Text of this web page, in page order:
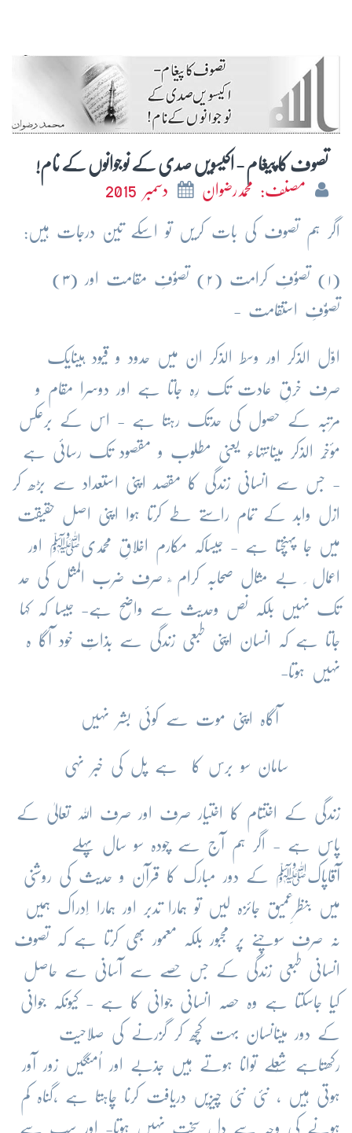
تصوف کا پیغام - اکیسویں صدی کے نوجوانوں کے نام!
مصنف: محمدرضوان دسمبر 2015
اگر ہم تصوف کی بات کریں تو اسکے تین درجات ہیں:
( ۱ ) تصوُّفِ کرامت ( ۲ ) تصوُّفِ مقامت اور (۳ )
تصوُّفِ استقامت -
اوّل الذکر اور وسط الذکر ان میں حدود و قیود ہیںایک
صرف خرقِ عادت تک رِہ جاتا ہے اور دوسرا مقام و
مرتبہ کے حصول کی حدتک رہتا ہے - اس کے برعکس
مؤخّر الذکر میںانتہاء یعنی مطلوب و مقصود تک رسائی ہے
- جس سے انسانی زندگی کا مقصد اپنی استعداد سے بڑھ کر
ازل وابد کے تمام راستے طے کرتا ہوا اپنی اصل حقیقت
میں جا پہنچتا ہے - جیساکہ مکارم اخلاقِ محمدیﷺ اور
اعمال بے مثال صحابہ کرام صرف ضرب المثل کی حد
تک نہیں بلکہ نص وحدیث سے واضح ہے- جیسا کہ کہا
جاتا ہے کہ انسان اپنی طبعی زندگی سے بذاتِ خود آگا ہ
نہیں ہوتا-
آگاہ اپنی موت سے کوئی بشر نہیں
سامان سو برس کا ہے پل کی خبر نہی
زندگی کے اختتام کا اختیار صرف اور صرف اللہ تعالیٰ کے
پاس ہے - اگر ہم آج سے چودہ سو سال پہلے
آقاپاکﷺ کے دور مبارک کا قرآن و حدیث کی روشنی
میں بنظرِعمیق جائزہ لیں تو ہمارا تدبر اور ہمارا اِدراک ہمیں
نہ صرف سوچنے پر مجبور بلکہ معمور بھی کرتا ہے کہ تصوف
انسانی طبعی زندگی کے جس حصے سے آسانی سے حاصل
کیا جاسکتا ہے وہ حصہ انسانی جوانی کا ہے - کیونکہ جوانی
کے دور میںانسان بہت کچھ کر گزرنے کی صلاحیت
رکھتاہے شُعلے توانا ہوتے ہیں جذبے اور اُمنگیں زور آور
ہوتی ہیں ، نئی نئی چیزیں دریافت کرنا چاہتا ہے ،گناہ کم
ہونے کی وجہ سے دل سخت نہیں ہوتا- اور سب سے